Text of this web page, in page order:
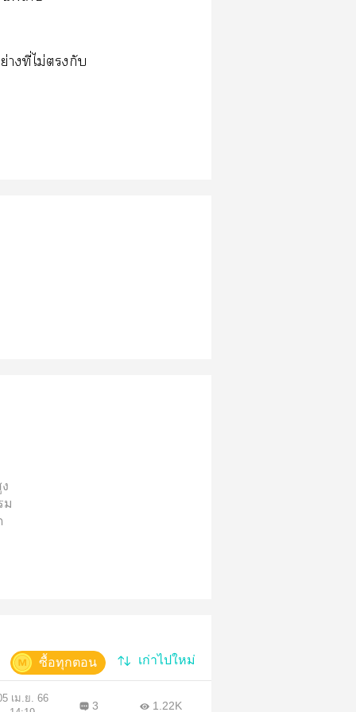
างที่ไม่กับ
ม
เก่าไปใหม่
ซื้อทุกตอน
เม.ย. 66
3 1.22K